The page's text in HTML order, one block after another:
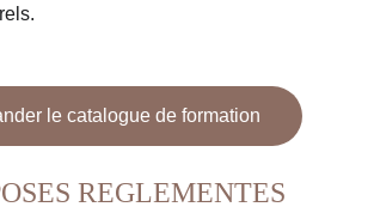
REGLEMENTES
le catalogue de formation